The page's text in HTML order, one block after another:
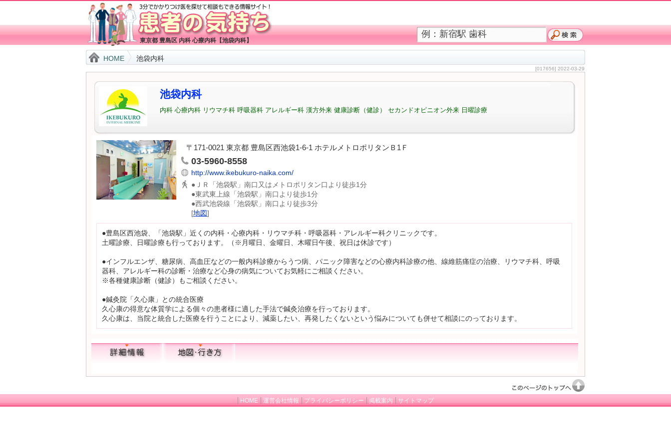
東京都 豊島区 内科 心療内科【池袋内科】
HOME 池袋内科
[017656] 2022-03-29
池袋内科
内科 心療内科 リウマチ科 呼吸器科 アレルギー科 漢方外来 健康診断（健診） セカンドオピニオン外来 日曜診療
〒171-0021 東京都 豊島区西池袋1-6-1 ホテルメトロポリタンＢ1Ｆ
03-5960-8558
http://www.ikebukuro-naika.com/
●ＪＲ「池袋駅」南口又はメトロポリタン口より徒歩1分
●東武東上線「池袋駅」南口より徒歩1分
●西武池袋線「池袋駅」南口より徒歩3分
[地図]
●豊島区西池袋、「池袋駅」近くの内科・心療内科・リウマチ科・呼吸器科・アレルギー科クリニックです。
土曜診療、日曜診療も行っております。（※月曜日、金曜日、木曜日午後、祝日は休診です）
●インフルエンザ、糖尿病、高血圧などの一般内科診療からうつ病、パニック障害などの心療内科診療の他、線維筋痛症の治療、リウマチ科、呼吸
器科、アレルギー科の診断・治療など心身の病気についてお気軽にご相談ください。
※各種健康診断（健診）もご相談ください。
●鍼灸院「久心康」との統合医療
久心康の得意な体質学による個々の患者様に適した手法で鍼灸治療を行っております。
久心康は、当院と統合した医療を行うことにより、減薬したい、再発したくないという悩みについても併せて相談にのっております。
HOME 運営会社情報 プライバシーポリシー 掲載案内 サイトマップ